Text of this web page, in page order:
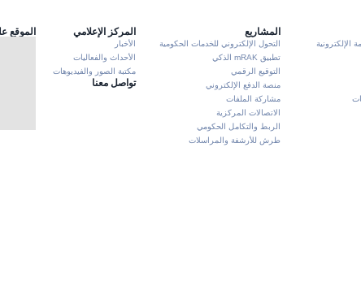
الإلكترونية
المشاريع
التحول الإلكتروني للخدمات الحكومية
تطبيق mRAK الذكي
التوقيع الرقمي
منصة الدفع الإلكتروني
مشاركة الملفات
الاتصالات المركزية
الربط والتكامل الحكومي
طرش للأرشفة والمراسلات
المركز الإعلامي
الأخبار
الأحداث والفعاليات
مكتبة الصور والفيديوهات
تواصل معنا
الموقع